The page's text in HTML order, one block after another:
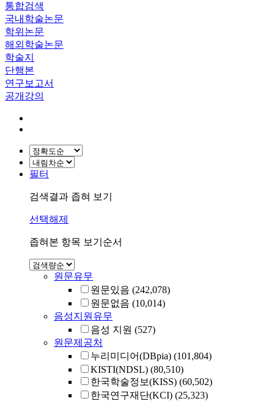
통합검색
국내학술논문
학위논문
해외학술논문
학술지
단행본
연구보고서
공개강의
필터
검색결과 좁혀 보기
선택해제
좁혀본 항목 보기순서
원문유무
원문있음 (242,078)
원문없음 (10,014)
음성지원유무
음성 지원 (527)
원문제공처
누리미디어(DBpia) (101,804)
KISTI(NDSL) (80,510)
한국학술정보(KISS) (60,502)
한국연구재단(KCI) (25,323)